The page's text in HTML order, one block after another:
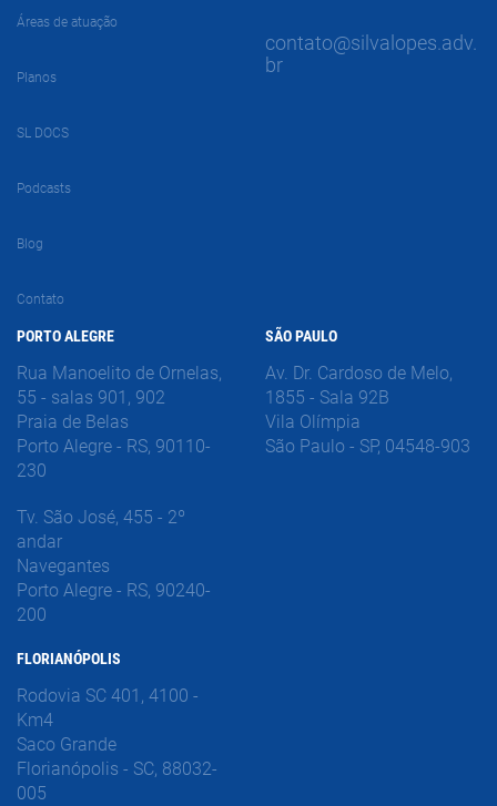
Áreas de atuação
Planos
SL DOCS
Podcasts
Blog
Contato
contato@silvalopes.adv.
br
PORTO ALEGRE
Rua Manoelito de Ornelas,
55 - salas 901, 902
Praia de Belas
Porto Alegre - RS, 90110-
230
Tv. São José, 455 - 2º
andar
Navegantes
Porto Alegre - RS, 90240-
200
FLORIANÓPOLIS
Rodovia SC 401, 4100 -
Km4
Saco Grande
Florianópolis - SC, 88032-
005
SÃO PAULO
Av. Dr. Cardoso de Melo,
1855 - Sala 92B
Vila Olímpia
São Paulo - SP, 04548-903